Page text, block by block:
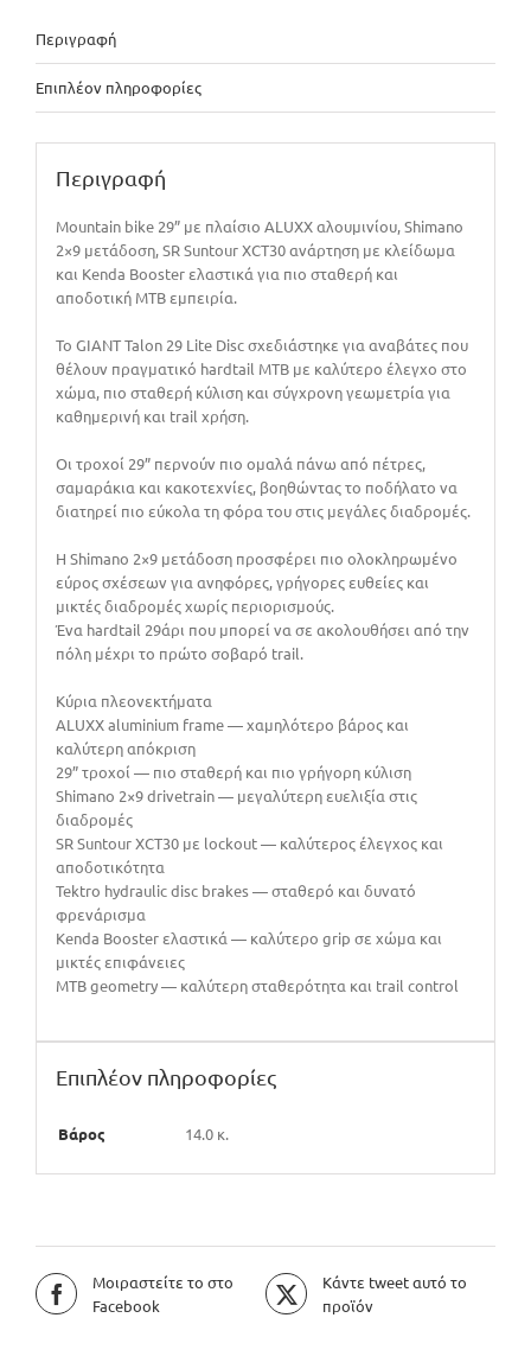
Περιγραφή
Επιπλέον πληροφορίες
Περιγραφή
Mountain bike 29” με πλαίσιο ALUXX αλουμινίου, Shimano
2×9 μετάδοση, SR Suntour XCT30 ανάρτηση με κλείδωμα
και Kenda Booster ελαστικά για πιο σταθερή και
αποδοτική MTB εμπειρία.
Το GIANT Talon 29 Lite Disc σχεδιάστηκε για αναβάτες που
θέλουν πραγματικό hardtail MTB με καλύτερο έλεγχο στο
χώμα, πιο σταθερή κύλιση και σύγχρονη γεωμετρία για
καθημερινή και trail χρήση.
Οι τροχοί 29” περνούν πιο ομαλά πάνω από πέτρες,
σαμαράκια και κακοτεχνίες, βοηθώντας το ποδήλατο να
διατηρεί πιο εύκολα τη φόρα του στις μεγάλες διαδρομές.
Η Shimano 2×9 μετάδοση προσφέρει πιο ολοκληρωμένο
εύρος σχέσεων για ανηφόρες, γρήγορες ευθείες και
μικτές διαδρομές χωρίς περιορισμούς.
Ένα hardtail 29άρι που μπορεί να σε ακολουθήσει από την
πόλη μέχρι το πρώτο σοβαρό trail.
Κύρια πλεονεκτήματα
ALUXX aluminium frame — χαμηλότερο βάρος και
καλύτερη απόκριση
29” τροχοί — πιο σταθερή και πιο γρήγορη κύλιση
Shimano 2×9 drivetrain — μεγαλύτερη ευελιξία στις
διαδρομές
SR Suntour XCT30 με lockout — καλύτερος έλεγχος και
αποδοτικότητα
Tektro hydraulic disc brakes — σταθερό και δυνατό
φρενάρισμα
Kenda Booster ελαστικά — καλύτερο grip σε χώμα και
μικτές επιφάνειες
MTB geometry — καλύτερη σταθερότητα και trail control
Επιπλέον πληροφορίες
Βάρος 14.0 κ.
Μοιραστείτε το στο
Facebook
Κάντε tweet αυτό το
προϊόν